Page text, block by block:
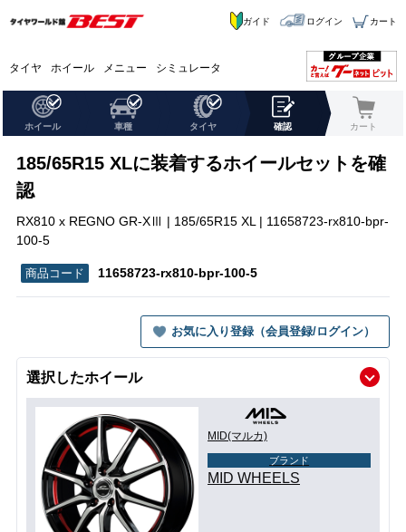
タイヤ ホイール メニュー シミュレータ
ガイド ログイン カート
ホイール 車種 タイヤ 確認 カート
185/65R15 XLに装着するホイールセットを確
認
RX810 x REGNO GR-XⅢ | 185/65R15 XL | 11658723-rx810-bpr-
100-5
11658723-rx810-bpr-100-5
お気に入り登録（会員登録/ログイン）
選択したホイール
MID(マルカ)
ブランド
MID WHEELS